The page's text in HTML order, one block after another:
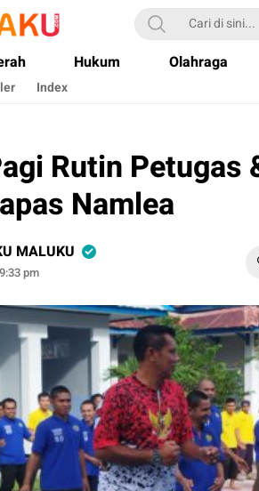
Maluku
Hukum Olahraga
Index
Rutin Petugas
Namlea
MALUKU
pm